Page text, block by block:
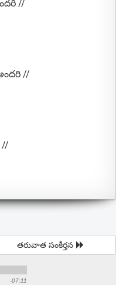
//
//
//
తరువాత సంకీర్తన
-07:11